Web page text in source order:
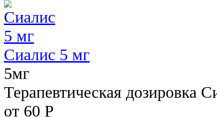
Сиалис 5 мг
5мг
Терапевтическая дозировка
от 60 Р